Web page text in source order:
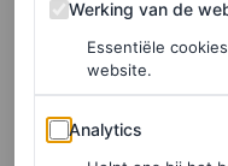
Hooded jurken en
Werking van de
Essentiële
website.
Analytics
Analytics